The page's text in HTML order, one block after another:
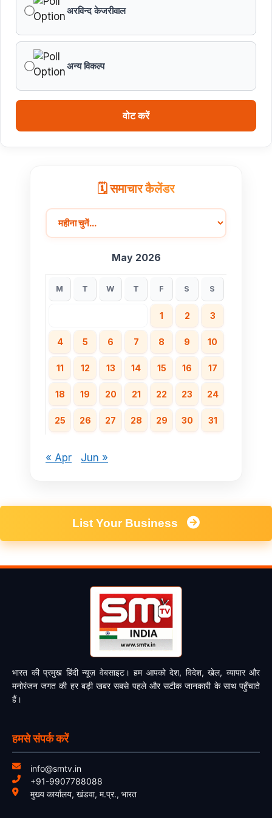
विकसित मध्यप्रदेश-2047’ की वित्तीय रूपरेखा तैयार
28 के बजट अनुमान तथा वित्तीय वर्ष 2028-29, 2029-30 के
लिए रोलिंग बजट की तैयारी हेतु बजट कार्यक्रम
अरविन्द केजरीवाल
अन्य विकल्प
वोट करें
🗓️ समाचार कैलेंडर
May 2026
M T W T F S S
1 2 3
4 5 6 7 8 9 10
11 12 13 14 15 16 17
18 19 20 21 22 23 24
25 26 27 28 29 30 31
« Apr Jun »
List Your Business
भारत की प्रमुख हिंदी न्यूज़ वेबसाइट। हम आपको देश, विदेश, खेल, व्यापार और
मनोरंजन जगत की हर बड़ी खबर सबसे पहले और सटीक जानकारी के साथ पहुँचाते
हैं।
हमसे संपर्क करें
info@smtv.in
+91-9907788088
मुख्य कार्यालय, खंडवा, म.प्र., भारत